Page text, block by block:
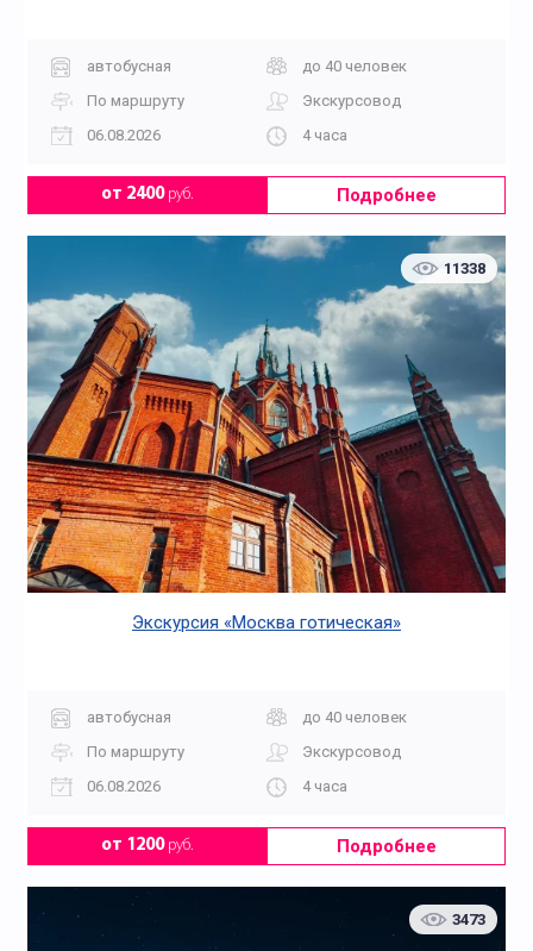
автобусная
до 40 человек
По маршруту
Экскурсовод
06.08.2026
4 часа
от 2400руб. Подробнее
11338
Экскурсия «Москва готическая»
автобусная
до 40 человек
По маршруту
Экскурсовод
06.08.2026
4 часа
от 1200руб. Подробнее
3473